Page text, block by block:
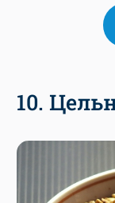
Фото: Cook
— продукты
и чеддер. В
нормы цинка.
веществами,
человека: